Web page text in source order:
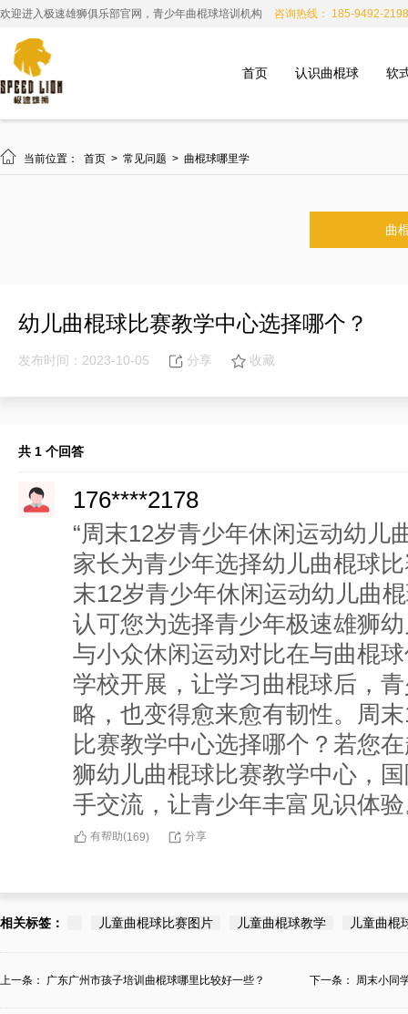
欢迎进入极速雄狮俱乐部官网，青少年曲棍球培训机构 咨询热线： 185-9492-2198
首页 认识曲棍球 软
 当前位置： 首页 > 常见问题 > 曲棍球哪里学
曲
幼儿曲棍球比赛教学中心选择哪个？
发布时间：2023-10-05 分享 收藏
共 1 个回答
176****2178
“周末12岁青少年休闲运动幼儿
家长为青少年选择幼儿曲棍球
末12岁青少年休闲运动幼儿曲
认可您为选择青少年极速雄狮
与小众休闲运动对比在与曲棍
学校开展，让学习曲棍球后，
略，也变得愈来愈有韧性。周
比赛教学中心选择哪个？若您
狮幼儿曲棍球比赛教学中心，
手交流，让青少年丰富见识体
有帮助(169) 分享
相关标签： 儿童曲棍球比赛图片 儿童曲棍球教学 儿童曲棍
上一条： 广东广州市孩子培训曲棍球哪里比较好一些？ 下一条： 周末小同